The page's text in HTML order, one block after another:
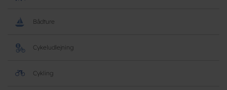
Bådture
Cykeludlejning
Cykling